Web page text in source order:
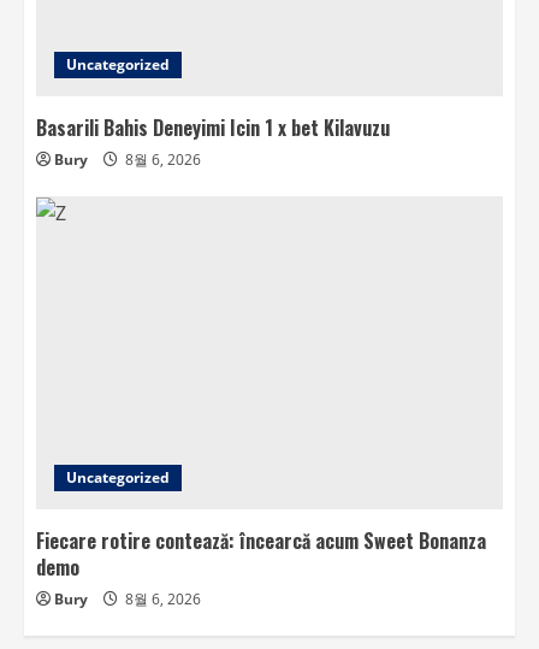
Uncategorized
Basarili Bahis Deneyimi Icin 1 x bet Kilavuzu
Bury 8월 6, 2026
Uncategorized
Fiecare rotire contează: încearcă acum Sweet Bonanza
demo
Bury 8월 6, 2026